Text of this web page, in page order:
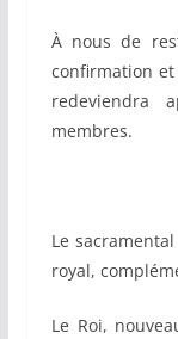
À nous de
confirmation
redeviendra
membres.
Le
royal,
Le Roi,